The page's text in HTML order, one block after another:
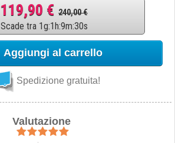
119,90 € 240,00 €
Scade tra 1g:1h:9m:29s
Aggiungi al carrello
Spedizione gratuita!
Valutazione